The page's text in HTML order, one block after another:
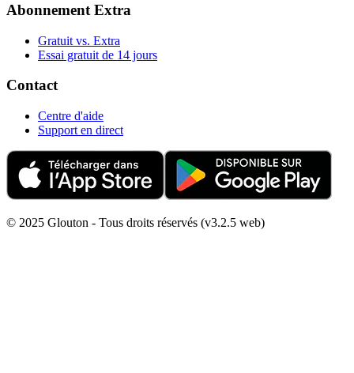
Abonnement Extra
Gratuit vs. Extra
Essai gratuit de 14 jours
Contact
Centre d'aide
Support en direct
© 2025 Glouton - Tous droits réservés (v3.2.5 web)